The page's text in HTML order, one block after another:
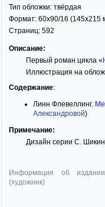
Тип обложки: твёрдая
Формат: 60x90/16 (145x215
Страниц: 592
Описание:
Первый роман цикла «
Иллюстрация на
Содержание:
Линн Флевеллинг.
Александровой)
Примечание:
Дизайн серии С.
Информация об
(художник)